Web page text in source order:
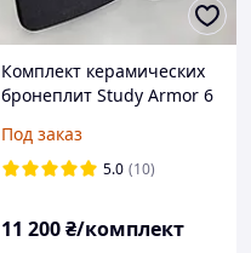
Комплект керамических
бронеплит Study Armor 6
бронепластины 6 класс
Под заказ
5.0 (10)
11 200₴/комплект